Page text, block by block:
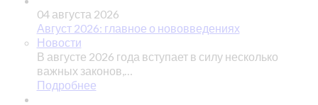
04 августа 2026
Август 2026: главное о нововведениях
Новости
В августе 2026 года вступает в силу несколько
важных законов,…
Подробнее